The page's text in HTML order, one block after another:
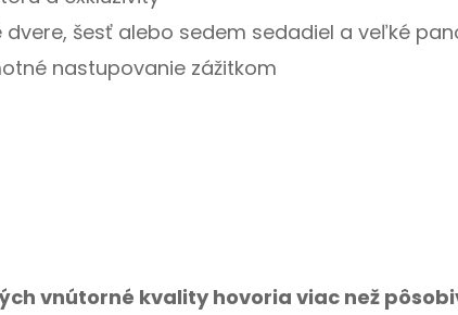
šesť alebo sedem sedadiel a veľké
nastupovanie zážitkom
vnútorné kvality hovoria viac než